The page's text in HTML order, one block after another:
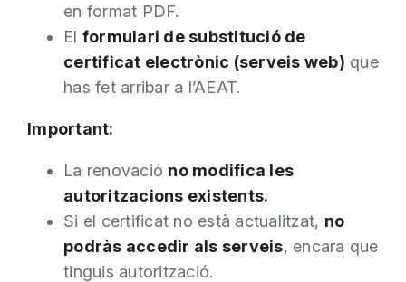
en format PDF.
El formulari de substitució de
certificat electrònic (serveis web) que
has fet arribar a l’AEAT.
Important:
La renovació no modifica les
autoritzacions existents.
Si el certificat no està actualitzat, no
podràs accedir als serveis, encara que
tinguis autorització.